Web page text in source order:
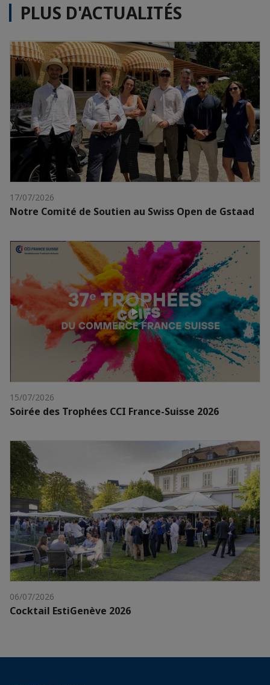
PLUS D'ACTUALITÉS
17/07/2026
Notre Comité de Soutien au Swiss Open de Gstaad
15/07/2026
Soirée des Trophées CCI France-Suisse 2026
06/07/2026
Cocktail EstiGenève 2026